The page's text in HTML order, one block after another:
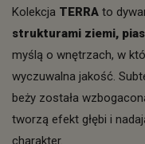
Kolekcja TERRA to
strukturami ziemi,
myślą o wnętrzach, w
wyczuwalna jakość.
beży została
tworzą efekt głębi i
charakter.